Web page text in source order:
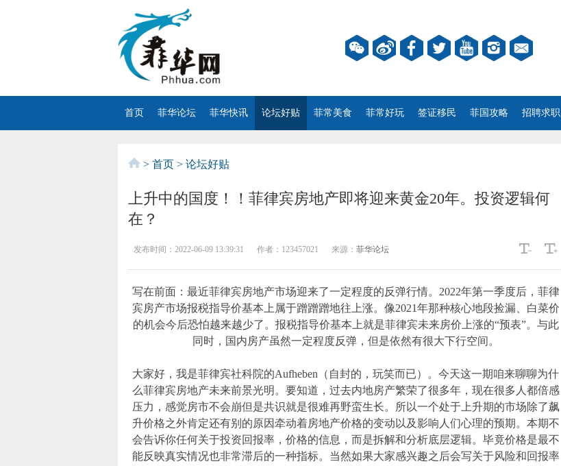
首页 菲华论坛 菲华快讯 论坛好贴 菲常美食 菲常好玩 签证移民 菲国攻略 招聘求职
> 首页 > 论坛好贴
上升中的国度！！菲律宾房地产即将迎来黄金20年。投资逻辑何
在？
发布时间： 2022-06-09 13:39:31 作者： 123457021 来源： 菲华论坛
写在前面：最近菲律宾房地产市场迎来了一定程度的反弹行情。2022年第一季度后，菲律
宾房产市场报税指导价基本上属于蹭蹭蹭地往上涨。像2021年那种核心地段捡漏、白菜价
的机会今后恐怕越来越少了。报税指导价基本上就是菲律宾未来房价上涨的“预表”。与此
同时，国内房产虽然一定程度反弹，但是依然有很大下行空间。
大家好，我是菲律宾社科院的Aufheben（自封的，玩笑而已）。今天这一期咱来聊聊为什
么菲律宾房地产未来前景光明。要知道，过去内地房产繁荣了很多年，现在很多人都倍感
压力，感觉房市不会崩但是共识就是很难再野蛮生长。所以一个处于上升期的市场除了飙
升价格之外肯定还有别的原因牵动着房地产价格的变动以及影响人们心理的预期。本期不
会告诉你任何关于投资回报率，价格的信息，而是拆解和分析底层逻辑。毕竟价格是最不
能反映真实情况也非常滞后的一种指标。当然如果大家感兴趣之后会写关于风险和回报率